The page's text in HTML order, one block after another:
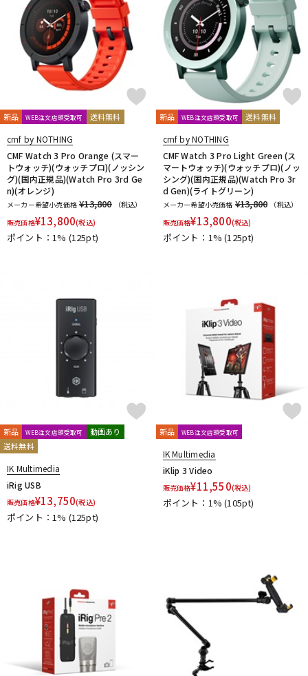
新品 WEB注文店頭受取可 送料無料
cmf by NOTHING
CMF Watch 3 Pro Orange (スマー
トウォッチ)(ウォッチプロ)(ノッシン
グ)(国内正規品)(Watch Pro 3rd Ge
n)(オレンジ)
メーカー希望小売価格 ¥13,800
（税込）
販売価格¥13,800(税込)
ポイント：1% (125pt)
新品 WEB注文店頭受取可 送料無料
cmf by NOTHING
CMF Watch 3 Pro Light Green (ス
マートウォッチ)(ウォッチプロ)(ノッ
シング)(国内正規品)(Watch Pro 3r
d Gen)(ライトグリーン)
メーカー希望小売価格 ¥13,800
（税込）
販売価格¥13,800(税込)
ポイント：1%(125pt)
新品 WEB注文店頭受取可
動画あり
送料無料
IK Multimedia
iRig USB
販売価格¥13,750(税込)
ポイント：1% (125pt)
新品 WEB注文店頭受取可
IK Multimedia
iKlip 3 Video
販売価格¥11,550(税込)
ポイント：1%(105pt)